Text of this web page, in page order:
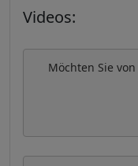
Videos:
Möchten Sie von